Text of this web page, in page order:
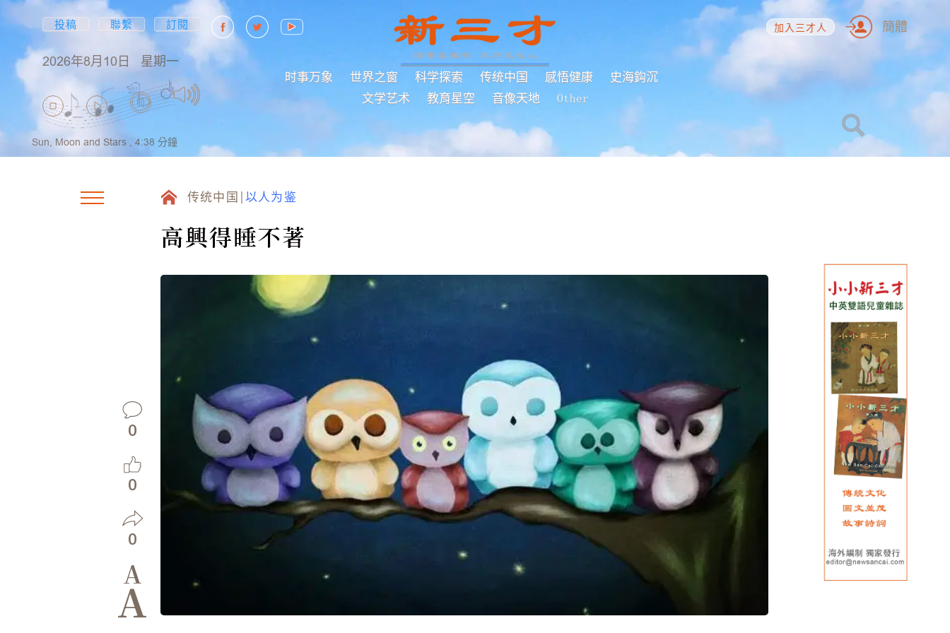
投稿 聯繫 訂閱
2026年8月10日 星期一
时事万象 世界之窗 科学探索 传统中国 感悟健康
史海鈎沉
文学艺术
教育星空 音像天地 Other
加入三才人 簡體
Sun, Moon and Stars , 4:38 分鐘
传统中国 以人为鉴
高興得睡不著
0
0
0
A
A